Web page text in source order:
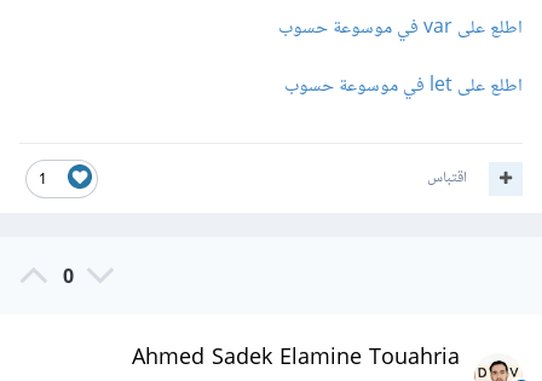
اطلع على var في موسوعة حسوب
اطلع على let في موسوعة حسوب
1 اقتباس
0
Ahmed Sadek Elamine Touahria